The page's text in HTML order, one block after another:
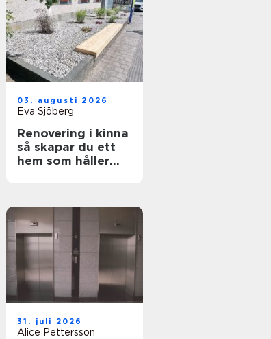
03. augusti 2026
Eva Sjöberg
Renovering i kinna
så skapar du ett
hem som håller
31. juli 2026
Alice Pettersson